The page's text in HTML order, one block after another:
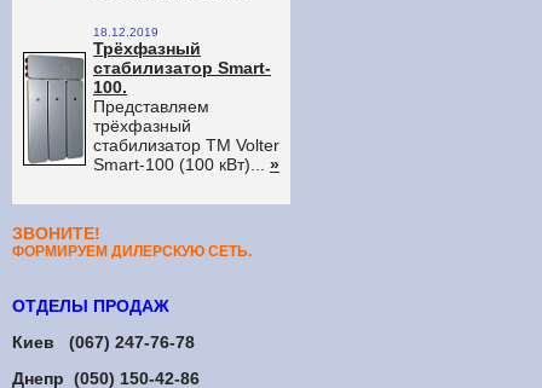
18.12.2019
Трёхфазный
стабилизатор Smart-
100.
Представляем
трёхфазный
стабилизатор TM Volter
Smart-100 (100 кВт)... »
ЗВОНИТЕ!
ФОРМИРУЕМ ДИЛЕРСКУЮ СЕТЬ.
ОТДЕЛЫ ПРОДАЖ
Киев (067) 247-76-78
Днепр (050) 150-42-86